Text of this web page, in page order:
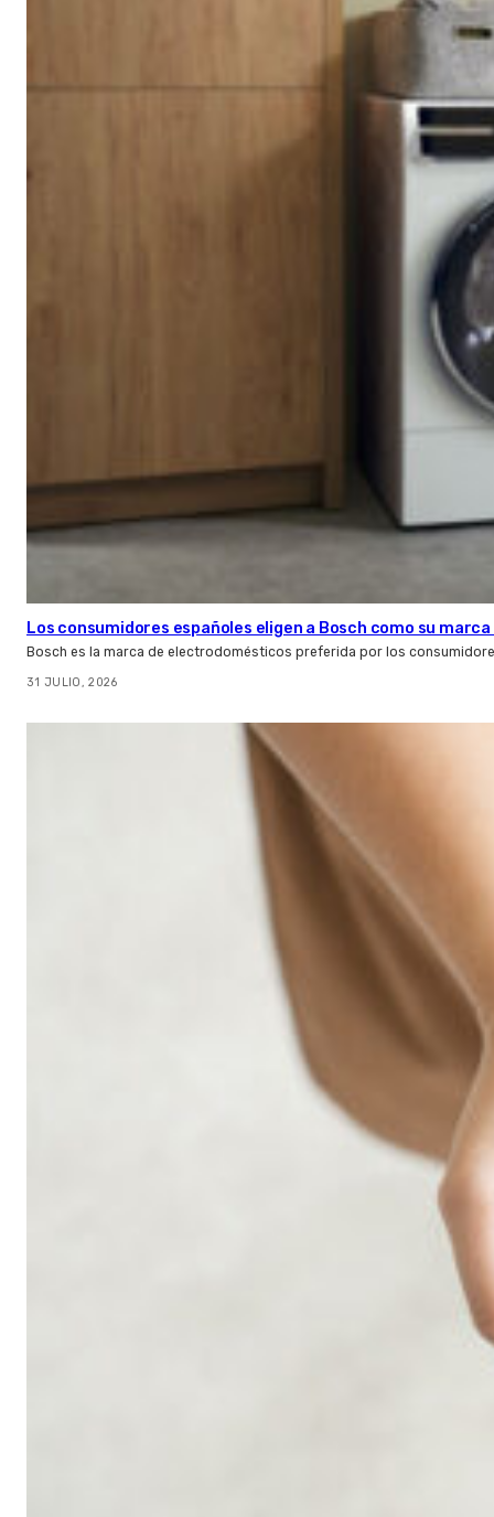
Los consumidores españoles eligen a Bosch como su
Bosch es la marca de electrodomésticos preferida por los
31 JULIO, 2026